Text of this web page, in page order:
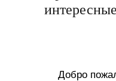
Добро